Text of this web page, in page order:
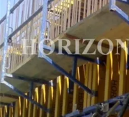
SITEMAP
PRIVACY
POLICY